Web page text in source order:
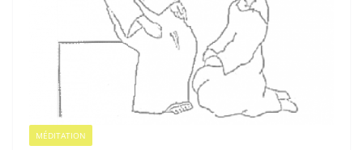
MÉDITATION